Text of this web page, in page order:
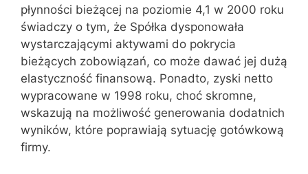
płynności bieżącej na poziomie 4,1 w 2000 roku
świadczy o tym, że Spółka dysponowała
wystarczającymi aktywami do pokrycia
bieżących zobowiązań, co może dawać jej dużą
elastyczność finansową. Ponadto, zyski netto
wypracowane w 1998 roku, choć skromne,
wskazują na możliwość generowania dodatnich
wyników, które poprawiają sytuację gotówkową
firmy.